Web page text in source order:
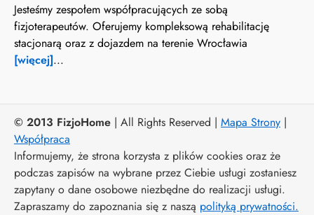
Jesteśmy zespołem współpracujących ze sobą
fizjoterapeutów. Oferujemy kompleksową rehabilitację
stacjonarą oraz z dojazdem na terenie Wrocławia
[więcej]...
© 2013 FizjoHome | All Rights Reserved | Mapa Strony |
Współpraca
Informujemy, że strona korzysta z plików cookies oraz że
podczas zapisów na wybrane przez Ciebie usługi zostaniesz
zapytany o dane osobowe niezbędne do realizacji usługi.
Zapraszamy do zapoznania się z naszą polityką prywatności.